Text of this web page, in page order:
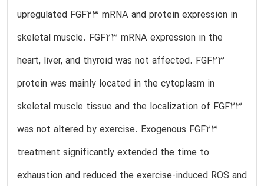
upregulated FGF23 mRNA and protein expression in
skeletal muscle. FGF23 mRNA expression in the
heart, liver, and thyroid was not affected. FGF23
protein was mainly located in the cytoplasm in
skeletal muscle tissue and the localization of FGF23
was not altered by exercise. Exogenous FGF23
treatment significantly extended the time to
exhaustion and reduced the exercise-induced ROS and